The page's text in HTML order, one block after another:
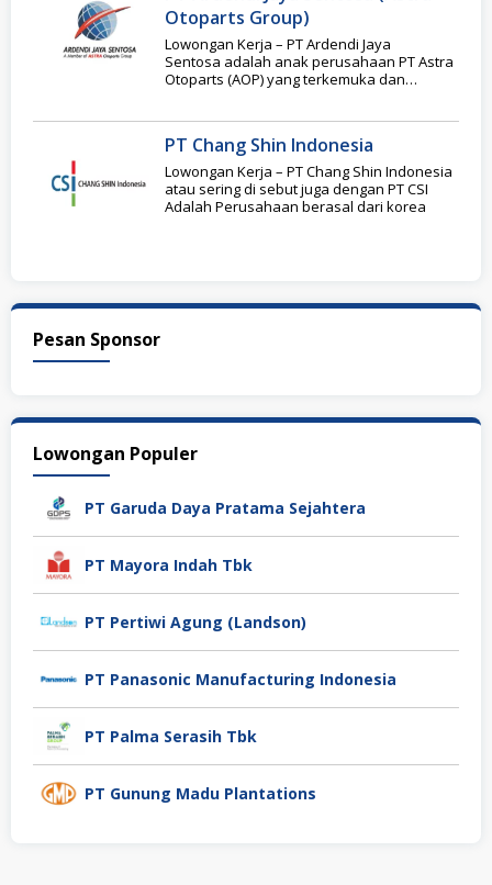
Otoparts Group)
Lowongan Kerja – PT Ardendi Jaya
Sentosa adalah anak perusahaan PT Astra
Otoparts (AOP) yang terkemuka dan
PT Chang Shin Indonesia
Lowongan Kerja – PT Chang Shin Indonesia
atau sering di sebut juga dengan PT CSI
Adalah Perusahaan berasal dari korea
Pesan Sponsor
Lowongan Populer
PT Garuda Daya Pratama Sejahtera
PT Mayora Indah Tbk
PT Pertiwi Agung (Landson)
PT Panasonic Manufacturing Indonesia
PT Palma Serasih Tbk
PT Gunung Madu Plantations